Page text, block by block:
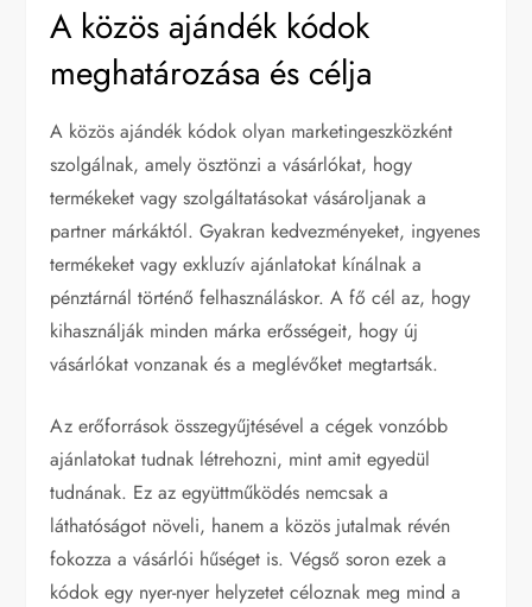
A közös ajándék kódok
meghatározása és célja
A közös ajándék kódok olyan marketingeszközként
szolgálnak, amely ösztönzi a vásárlókat, hogy
termékeket vagy szolgáltatásokat vásároljanak a
partner márkáktól. Gyakran kedvezményeket, ingyenes
termékeket vagy exkluzív ajánlatokat kínálnak a
pénztárnál történő felhasználáskor. A fő cél az, hogy
kihasználják minden márka erősségeit, hogy új
vásárlókat vonzanak és a meglévőket megtartsák.
Az erőforrások összegyűjtésével a cégek vonzóbb
ajánlatokat tudnak létrehozni, mint amit egyedül
tudnának. Ez az együttműködés nemcsak a
láthatóságot növeli, hanem a közös jutalmak révén
fokozza a vásárlói hűséget is. Végső soron ezek a
kódok egy nyer-nyer helyzetet céloznak meg mind a